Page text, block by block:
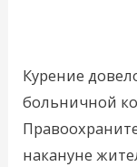
Курение
больничной
накануне